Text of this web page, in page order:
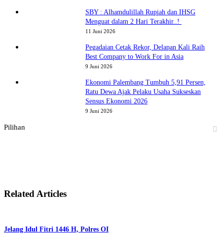
SBY : Alhamdulillah Rupiah dan IHSG
Menguat dalam 2 Hari Terakhir..!
11 Juni 2026
Pegadaian Cetak Rekor, Delapan Kali Raih
Best Company to Work For in Asia
9 Juni 2026
Ekonomi Palembang Tumbuh 5,91 Persen,
Ratu Dewa Ajak Pelaku Usaha Sukseskan
Sensus Ekonomi 2026
9 Juni 2026
Pilihan
Related Articles
Jelang Idul Fitri 1446 H, Polres OI